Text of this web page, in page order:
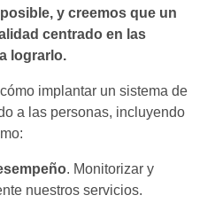
y creemos que un
centrado en las
lograrlo.
implantar un sistema de
a las personas, incluyendo
. Monitorizar y
nuestros servicios.